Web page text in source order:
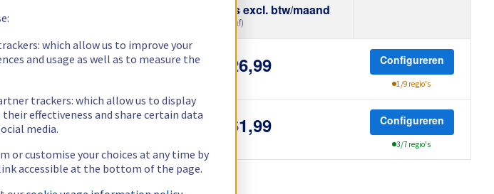
Prijs excl. btw/maand
(Vanaf)
€ 26,99 Configureren
1/9 regio's
TB € 61,99 Configureren
3/7 regio's
which allow us to improve your
and usage as well as to measure the
trackers: which allow us to display
effectiveness and share certain data
media.
or customise your choices at any time by
accessible at the bottom of the page.